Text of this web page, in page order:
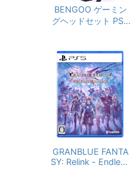
BENGOO ゲーミン
グヘッドセット PS5
ク付き 3.5mm有線
ゲーミングヘッドホ
ン スイッチ ヘッドフ
ォン 軽量 全効能 重
低音 LEDライト コン
トローラー ミュート
付き ステレオ FPS
ゲーム用 Nintendo S
witch Xbox One PS
4 スマホ PC対応 (紫)
GRANBLUE FANTA
SY: Relink - Endless